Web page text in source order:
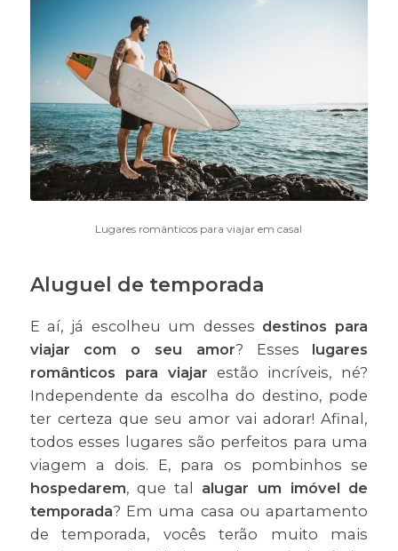
Lugares românticos para viajar em casal
Aluguel de temporada
E aí, já escolheu um desses destinos para
viajar com o seu amor? Esses lugares
românticos para viajar estão incríveis, né?
Independente da escolha do destino, pode
ter certeza que seu amor vai adorar! Afinal,
todos esses lugares são perfeitos para uma
viagem a dois. E, para os pombinhos se
hospedarem, que tal alugar um imóvel de
temporada? Em uma casa ou apartamento
de temporada, vocês terão muito mais